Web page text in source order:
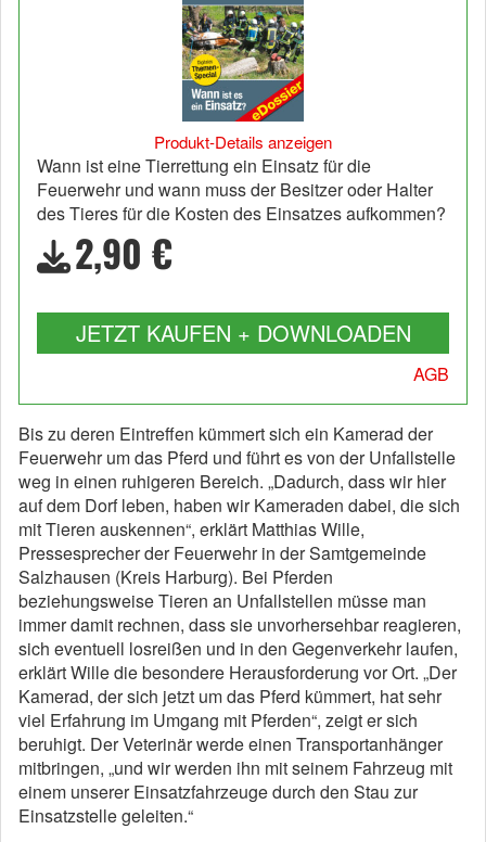
Produkt-Details anzeigen
Wann ist eine Tierrettung ein Einsatz für die
Feuerwehr und wann muss der Besitzer oder Halter
des Tieres für die Kosten des Einsatzes aufkommen?
2,90 €
JETZT KAUFEN + DOWNLOADEN
AGB
Bis zu deren Eintreffen kümmert sich ein Kamerad der
Feuerwehr um das Pferd und führt es von der Unfallstelle
weg in einen ruhigeren Bereich. „Dadurch, dass wir hier
auf dem Dorf leben, haben wir Kameraden dabei, die sich
mit Tieren auskennen“, erklärt Matthias Wille,
Pressesprecher der Feuerwehr in der Samtgemeinde
Salzhausen (Kreis Harburg). Bei Pferden
beziehungsweise Tieren an Unfallstellen müsse man
immer damit rechnen, dass sie unvorhersehbar reagieren,
sich eventuell losreißen und in den Gegenverkehr laufen,
erklärt Wille die besondere Herausforderung vor Ort. „Der
Kamerad, der sich jetzt um das Pferd kümmert, hat sehr
viel Erfahrung im Umgang mit Pferden“, zeigt er sich
beruhigt. Der Veterinär werde einen Transportanhänger
mitbringen, „und wir werden ihn mit seinem Fahrzeug mit
einem unserer Einsatzfahrzeuge durch den Stau zur
Einsatzstelle geleiten.“